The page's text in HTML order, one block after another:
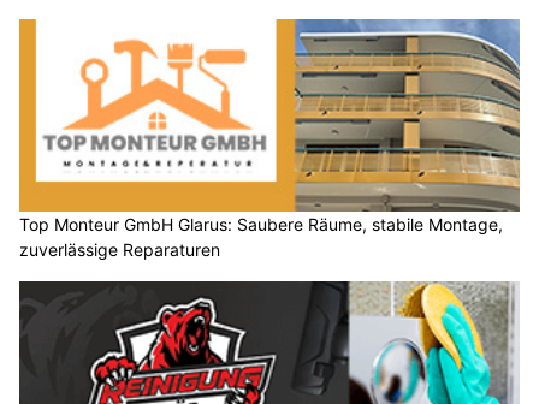
Top Monteur GmbH Glarus: Saubere Räume, stabile Montage,
zuverlässige Reparaturen